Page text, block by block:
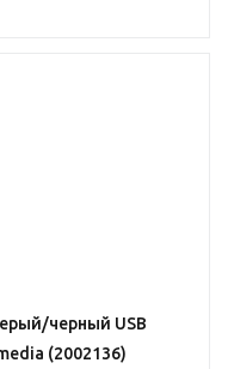
черный USB
(2002136)